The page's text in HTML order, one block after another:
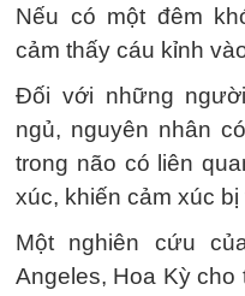
Nếu có một đêm
cảm thấy cáu kỉnh
Đối với những
ngủ, nguyên nhân
trong não có liên
xúc, khiến cảm xúc bị
Một nghiên cứu
Angeles, Hoa Kỳ cho